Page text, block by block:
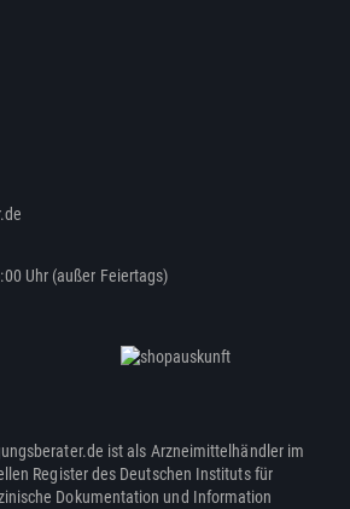
Uhr (außer Feiertags)
ist als Arzneimittelhändler im
Register des Deutschen Instituts für
Dokumentation und Information